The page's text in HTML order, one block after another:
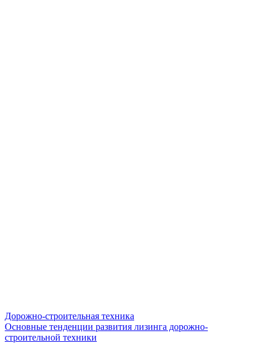
Дорожно-строительная техника
Основные тенденции развития лизинга дорожно-
строительной техники